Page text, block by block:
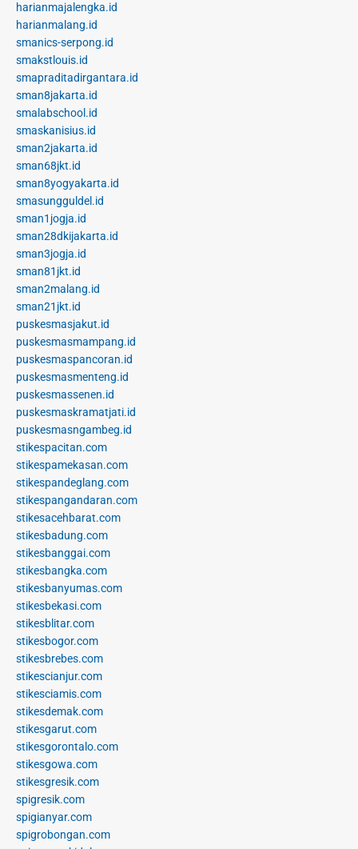
harianmajalengka.id
harianmalang.id
smanics-serpong.id
smakstlouis.id
smapraditadirgantara.id
sman8jakarta.id
smalabschool.id
smaskanisius.id
sman2jakarta.id
sman68jkt.id
sman8yogyakarta.id
smasungguldel.id
sman1jogja.id
sman28dkijakarta.id
sman3jogja.id
sman81jkt.id
sman2malang.id
sman21jkt.id
puskesmasjakut.id
puskesmasmampang.id
puskesmaspancoran.id
puskesmasmenteng.id
puskesmassenen.id
puskesmaskramatjati.id
puskesmasngambeg.id
stikespacitan.com
stikespamekasan.com
stikespandeglang.com
stikespangandaran.com
stikesacehbarat.com
stikesbadung.com
stikesbanggai.com
stikesbangka.com
stikesbanyumas.com
stikesbekasi.com
stikesblitar.com
stikesbogor.com
stikesbrebes.com
stikescianjur.com
stikesciamis.com
stikesdemak.com
stikesgarut.com
stikesgorontalo.com
stikesgowa.com
stikesgresik.com
spigresik.com
spigianyar.com
spigrobongan.com